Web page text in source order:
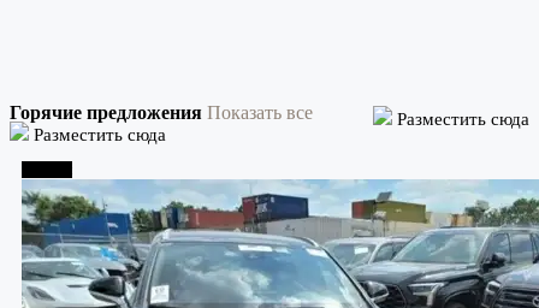
Горячие предложения Показать все
Разместить сюда
Разместить сюда